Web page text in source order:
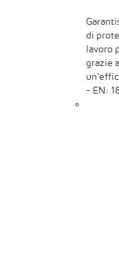
di
lavoro
grazie
- EN: